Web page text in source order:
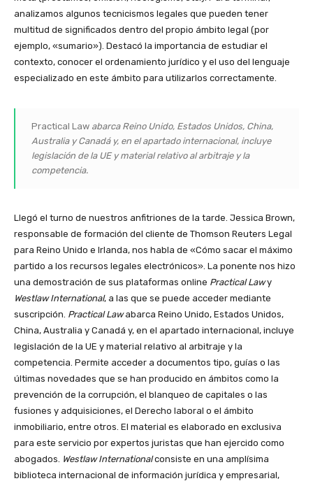
analizamos algunos tecnicismos legales que pueden tener
multitud de significados dentro del propio ámbito legal (por
ejemplo, «sumario»). Destacó la importancia de estudiar el
contexto, conocer el ordenamiento jurídico y el uso del lenguaje
especializado en este ámbito para utilizarlos correctamente.
Practical Law abarca Reino Unido, Estados Unidos, China,
Australia y Canadá y, en el apartado internacional, incluye
legislación de la UE y material relativo al arbitraje y la
competencia.
Llegó el turno de nuestros anfitriones de la tarde. Jessica Brown,
responsable de formación del cliente de Thomson Reuters Legal
para Reino Unido e Irlanda, nos habla de «Cómo sacar el máximo
partido a los recursos legales electrónicos». La ponente nos hizo
una demostración de sus plataformas online Practical Lawy
Westlaw International, a las que se puede acceder mediante
suscripción. Practical Lawabarca Reino Unido, Estados Unidos,
China, Australia y Canadá y, en el apartado internacional, incluye
legislación de la UE y material relativo al arbitraje y la
competencia. Permite acceder a documentos tipo, guías o las
últimas novedades que se han producido en ámbitos como la
prevención de la corrupción, el blanqueo de capitales o las
fusiones y adquisiciones, el Derecho laboral o el ámbito
inmobiliario, entre otros. El material es elaborado en exclusiva
para este servicio por expertos juristas que han ejercido como
abogados. Westlaw Internationalconsiste en una amplísima
biblioteca internacional de información jurídica y empresarial,